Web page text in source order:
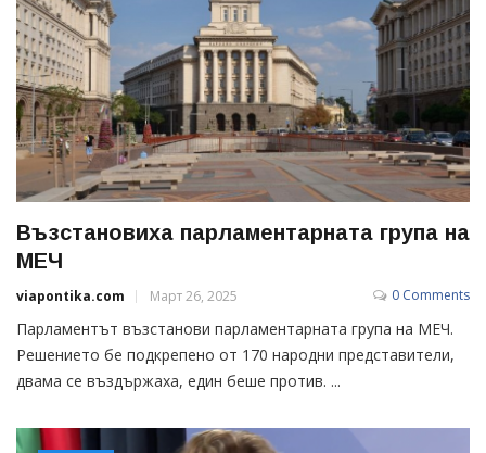
Възстановиха парламентарната група на
МЕЧ
viapontika.com Март 26, 2025 0 Comments
Парламентът възстанови парламентарната група на МЕЧ.
Решението бе подкрепено от 170 народни представители,
двама се въздържаха, един беше против. ...